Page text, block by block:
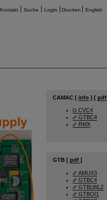
Kontakt Suche Login Drucken English
CAMAC [ info ] [ pdf
CVC4
GTBC4
RMX
GTB [ pdf ]
AMUX3
GTBC4
GTBLWL2
GTBOI1